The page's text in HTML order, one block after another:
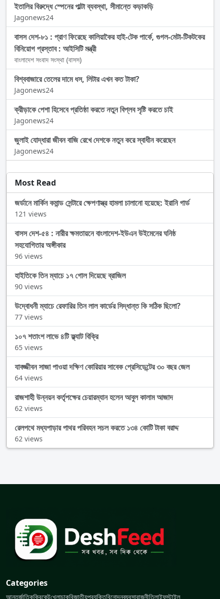
ইতালির বিরুদ্ধে স্পেনের পাল্টা ব্যবস্থা, সীমান্তে কড়াকড়ি
Jagonews24
বাসস দেশ-৮১ : প্রাণ ফিরেছে কালিয়াকৈর হাই-টেক পার্কে, গুগল-মেটা-টিকটকের
বিনিয়োগ প্রস্তাব : আইসিটি মন্ত্রী
বাংলাদেশ সংবাদ সংস্থা (বাসস)
বিশ্ববাজারে তেলের দামে ধস, লিটার এখন কত টাকা?
Jagonews24
ক্রীড়াকে পেশা হিসেবে প্রতিষ্ঠা করতে নতুন বিপ্লব সৃষ্টি করতে চাই
Jagonews24
জুলাই যোদ্ধারা জীবন বাজি রেখে দেশকে নতুন করে স্বাধীন করেছেন
Jagonews24
Most Read
জর্ডানে মার্কিন কমান্ড সেন্টারে ক্ষেপণাস্ত্র হামলা চালানো হয়েছে: ইরানি গার্ড
121 views
বাসস দেশ-৫৪ : নারীর ক্ষমতায়নে বাংলাদেশ-ইউএন উইমেনের ঘনিষ্ঠ
সহযোগিতার অঙ্গীকার
96 views
হাইতিকে তিন ম্যাচে ১৭ গোল দিয়েছে ব্রাজিল
90 views
উদ্বোধনী ম্যাচে রেফারির তিন লাল কার্ডের সিদ্ধান্ত কি সঠিক ছিলো?
77 views
১০৭ শতাংশ লাভে ৪টি ফ্ল্যাট বিক্রি
65 views
যাবজ্জীবন সাজা পাওয়া দক্ষিণ কোরিয়ার সাবেক প্রেসিডেন্টের ৩০ বছর জেল
64 views
রাজশাহী উন্নয়ন কর্তৃপক্ষের চেয়ারম্যান হলেন আবুল কালাম আজাদ
62 views
রেলপথে মধ্যপাড়ার পাথর পরিবহন সচল করতে ১৩৪ কোটি টাকা বরাদ্দ
62 views
Categories
আন্তর্জাতিকক্রিকেটখেলাচাকরিজাতীয়প্রযুক্তিবিনোদনব্যবসারাজনীতিলাইফস্টাইল